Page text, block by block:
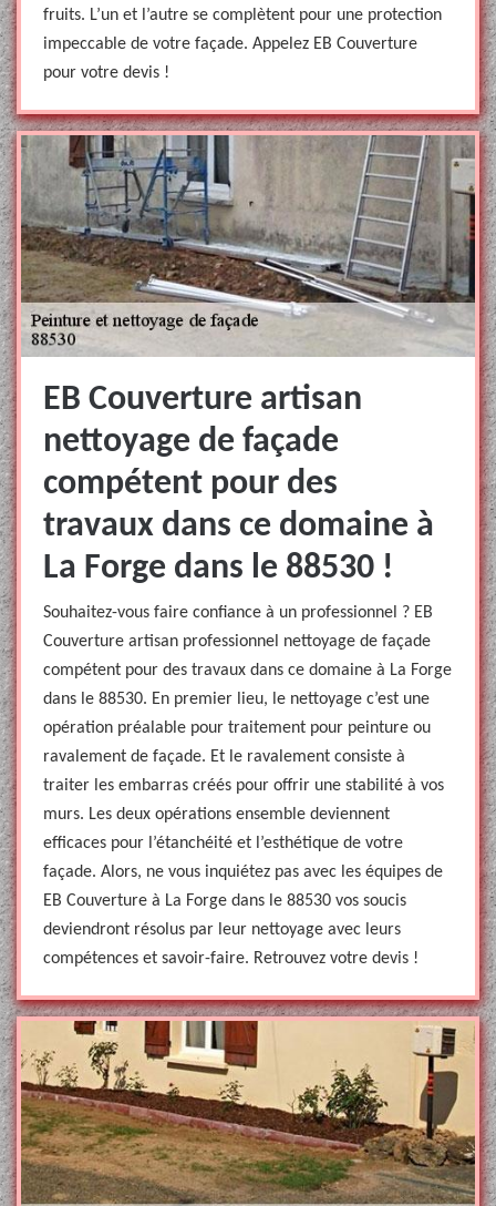
fruits. L’un et l’autre se complètent pour une protection
impeccable de votre façade. Appelez EB Couverture
pour votre devis !
EB Couverture artisan
nettoyage de façade
compétent pour des
travaux dans ce domaine à
La Forge dans le 88530 !
Souhaitez-vous faire confiance à un professionnel ? EB
Couverture artisan professionnel nettoyage de façade
compétent pour des travaux dans ce domaine à La Forge
dans le 88530. En premier lieu, le nettoyage c’est une
opération préalable pour traitement pour peinture ou
ravalement de façade. Et le ravalement consiste à
traiter les embarras créés pour offrir une stabilité à vos
murs. Les deux opérations ensemble deviennent
efficaces pour l’étanchéité et l’esthétique de votre
façade. Alors, ne vous inquiétez pas avec les équipes de
EB Couverture à La Forge dans le 88530 vos soucis
deviendront résolus par leur nettoyage avec leurs
compétences et savoir-faire. Retrouvez votre devis !